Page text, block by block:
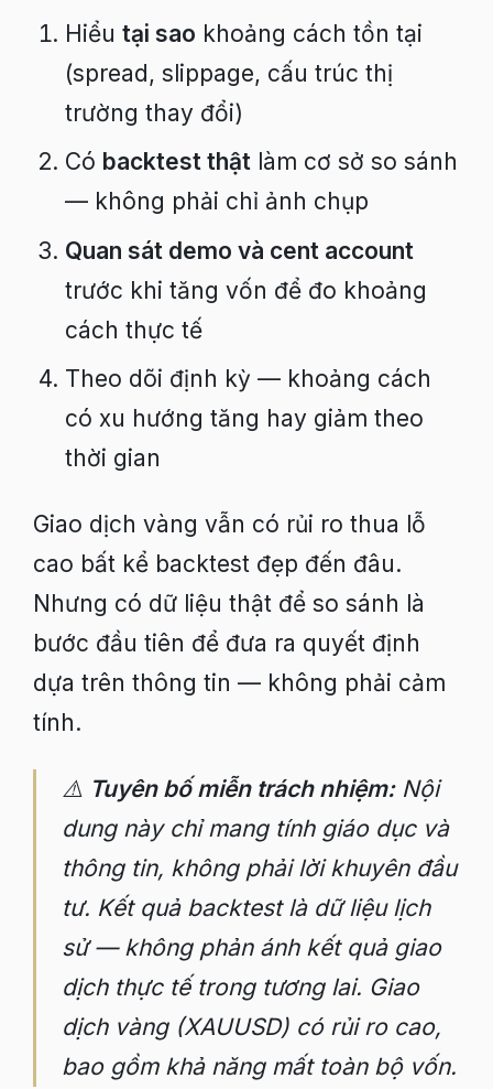
Hiểutại sao khoảng cách tồn tại
(spread, slippage, cấu trúc thị
trường thay đổi)
Có backtest thật làm cơ sở so sánh
— không phải chỉ ảnh chụp
Quan sát demo và cent account
trước khi tăng vốn để đo khoảng
cách thực tế
Theo dõi định kỳ — khoảng cách
có xu hướng tăng hay giảm theo
thời gian
Giao dịch vàng vẫn có rủi ro thua lỗ
cao bất kể backtest đẹp đến đâu.
Nhưng có dữ liệu thật để so sánh là
bước đầu tiên để đưa ra quyết định
dựa trên thông tin — không phải cảm
tính.
⚠️ Tuyên bố miễn trách nhiệm:Nội
dung này chỉ mang tính giáo dục và
thông tin, không phải lời khuyên đầu
tư. Kết quả backtest là dữ liệu lịch
sử — không phản ánh kết quả giao
dịch thực tế trong tương lai. Giao
dịch vàng (XAUUSD) có rủi ro cao,
bao gồm khả năng mất toàn bộ vốn.